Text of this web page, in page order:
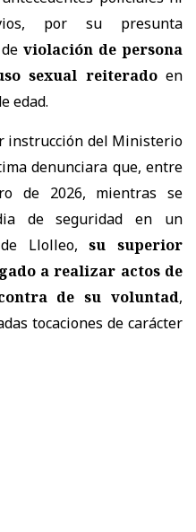
por su presunta
violación de persona
sexual reiteradoen
edad.
instrucción del Ministerio
denunciara que, entre
de 2026, mientras se
de seguridad en un
de Llolleo,su superior
a realizar actos de
de su voluntad,
tocaciones de carácter